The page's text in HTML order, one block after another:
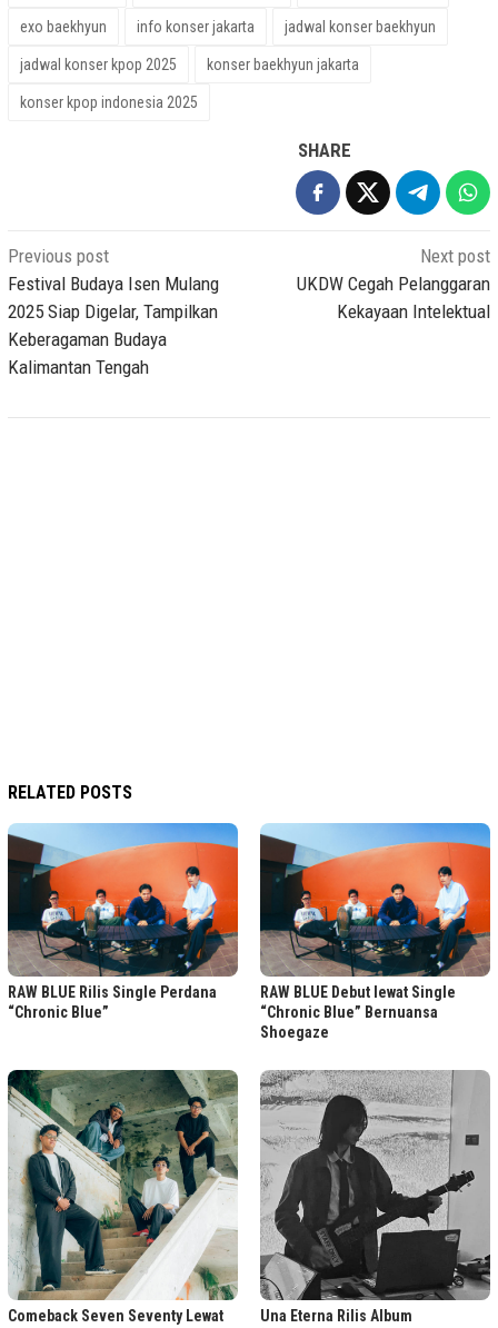
exo baekhyun info konser jakarta jadwal konser baekhyun
jadwal konser kpop 2025 konser baekhyun jakarta
konser kpop indonesia 2025
SHARE
Post
navigation
Previous post
Festival Budaya Isen Mulang
2025 Siap Digelar, Tampilkan
Keberagaman Budaya
Kalimantan Tengah
Next post
UKDW Cegah Pelanggaran
Kekayaan Intelektual
RELATED POSTS
RAW BLUE Rilis Single Perdana
“Chronic Blue”
RAW BLUE Debut lewat Single
“Chronic Blue” Bernuansa
Shoegaze
Comeback Seven Seventy Lewat
Una Eterna Rilis Album